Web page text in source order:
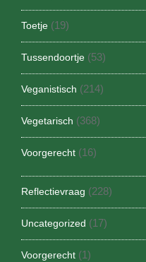
Toetje (19)
Tussendoortje (53)
Veganistisch (214)
Vegetarisch (368)
Voorgerecht (16)
Reflectievraag (228)
Uncategorized (17)
Voorgerecht (1)